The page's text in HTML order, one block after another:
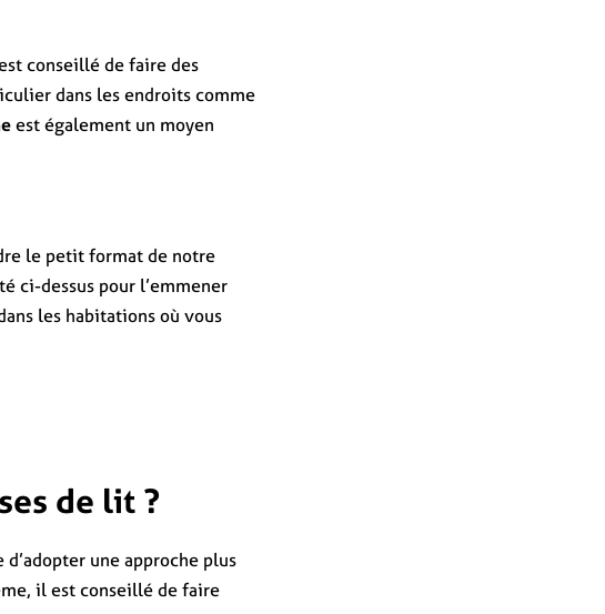
conseillé de faire des
dans les endroits comme
est également un moyen
le petit format de notre
ci-dessus pour l’emmener
les habitations où vous
de lit ?
une approche plus
il est conseillé de faire